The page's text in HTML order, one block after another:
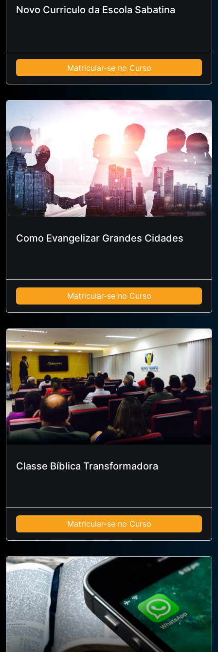
Novo Curriculo da Escola Sabatina
Matricular-se no Curso
Como Evangelizar Grandes Cidades
Matricular-se no Curso
Classe Bíblica Transformadora
Matricular-se no Curso